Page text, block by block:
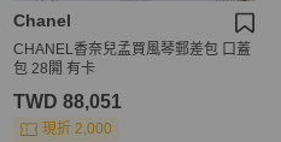
Chanel
CHANEL香奈兒孟買風琴郵差包 口蓋
包 28開 有卡
TWD 88,051
現折 2,000